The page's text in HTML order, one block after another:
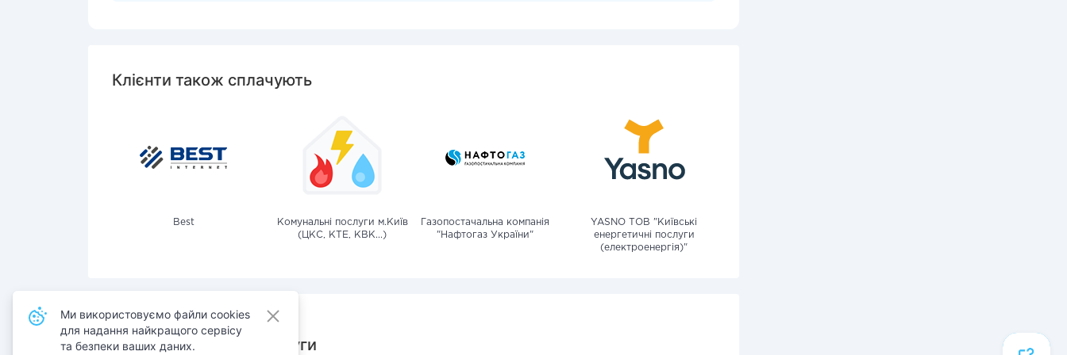
Клієнти також сплачують
Best
Комунальні послуги м.Київ
(ЦКС, КТЕ, КВК...)
Газопостачальна компанія
"Нафтогаз України"
YASNO ТОВ "Київські
енергетичні послуги
(електроенергія)"
Також сплачують послуги
Ми використовуємо файли cookies
для надання найкращого сервісу
та безпеки ваших даних.